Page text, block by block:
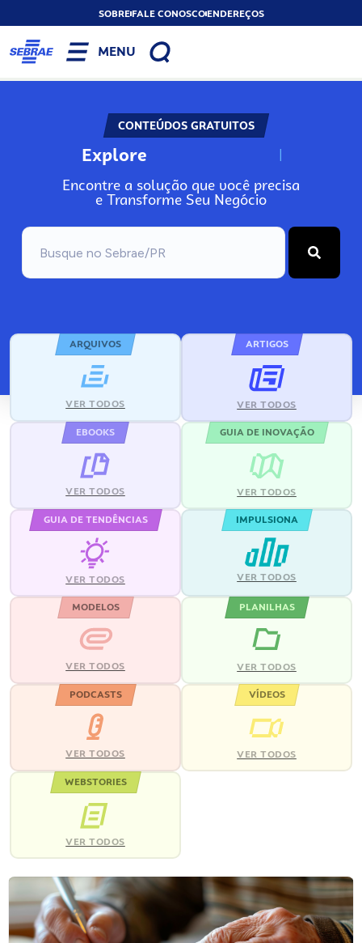
SOBREFALE CONOSCOENDEREÇOS
MENU
CONTEÚDOS GRATUITOS
Explore N
Encontre a solução que você precisa
e Transforme Seu Negócio
ARQUIVOS
VER TODOS
ARTIGOS
VER TODOS
EBOOKS
VER TODOS
GUIA DE INOVAÇÃO
VER TODOS
GUIA DE TENDÊNCIAS
VER TODOS
IMPULSIONA
VER TODOS
MODELOS
VER TODOS
PLANILHAS
VER TODOS
PODCASTS
VER TODOS
VÍDEOS
VER TODOS
WEBSTORIES
VER TODOS